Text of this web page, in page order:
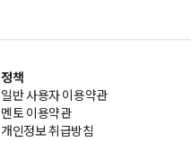
정책
일반 사용자 이용약관
멘토 이용약관
개인정보 취급방침